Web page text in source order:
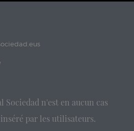
Sociedad n'est en aucun cas
par les utilisateurs.